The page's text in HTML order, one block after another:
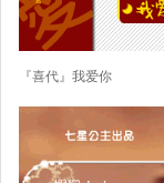
『喜代』我爱你